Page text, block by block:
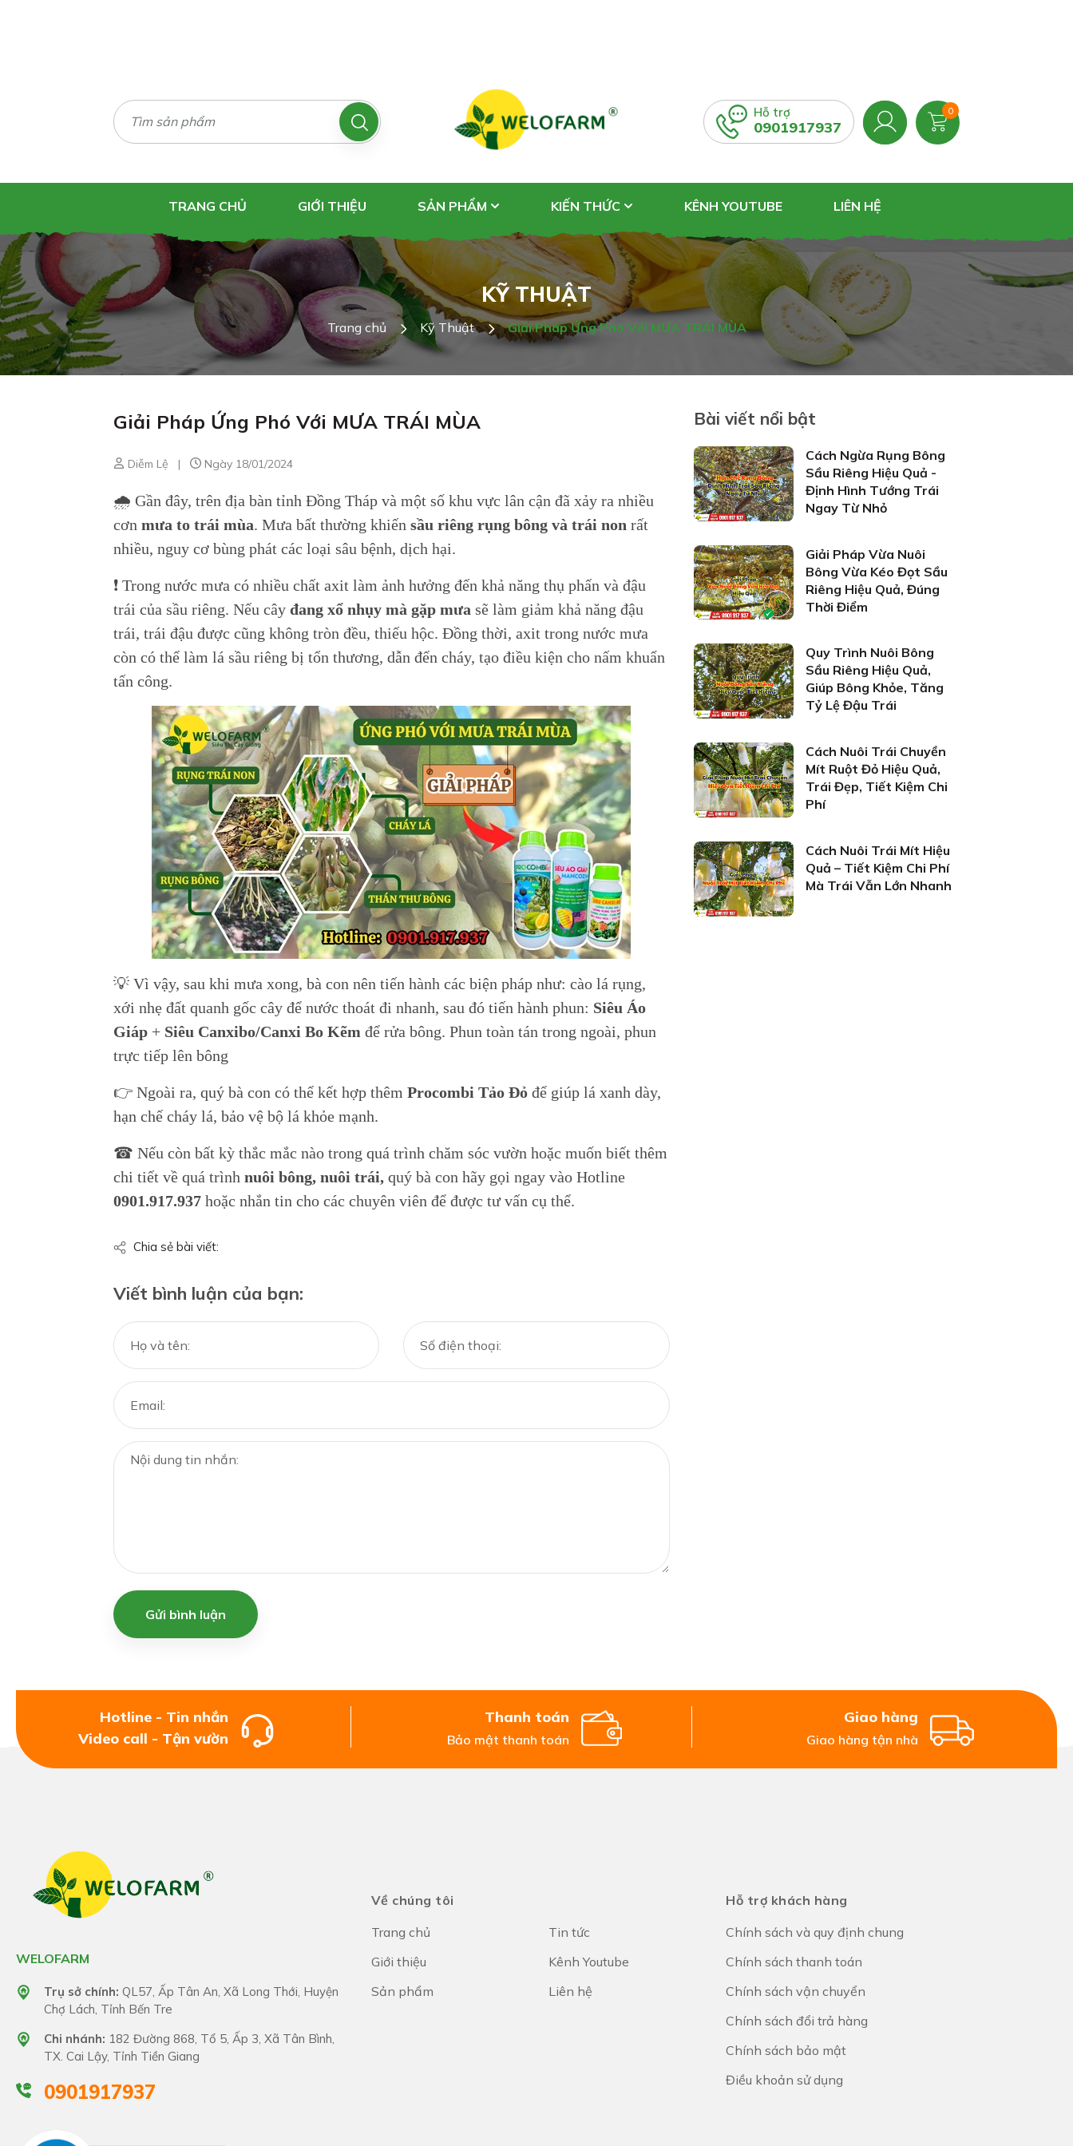
Hỗ trợ
0901917937
0
TRANG CHỦ GIỚI THIỆU SẢN PHẨM KIẾN THỨC KÊNH YOUTUBE LIÊN HỆ
KỸ THUẬT
Trang chủ Kỹ Thuật Giải Pháp Ứng Phó Với MƯA TRÁI MÙA
Giải Pháp Ứng Phó Với MƯA TRÁI MÙA
Diễm Lệ | Ngày 18/01/2024
🌧 Gần đây, trên địa bàn tỉnh Đồng Tháp và một số khu vực lân cận đã xảy ra nhiều
cơn mưa to trái mùa. Mưa bất thường khiến sầu riêng rụng bông và trái non rất
nhiều, nguy cơ bùng phát các loại sâu bệnh, dịch hại.
❗ Trong nước mưa có nhiều chất axit làm ảnh hưởng đến khả năng thụ phấn và đậu
trái của sầu riêng. Nếu cây đang xổ nhụy mà gặp mưa sẽ làm giảm khả năng đậu
trái, trái đậu được cũng không tròn đều, thiếu hộc. Đồng thời, axit trong nước mưa
còn có thể làm lá sầu riêng bị tổn thương, dẫn đến cháy, tạo điều kiện cho nấm khuẩn
tấn công.
💡 Vì vậy, sau khi mưa xong, bà con nên tiến hành các biện pháp như: cào lá rụng,
xới nhẹ đất quanh gốc cây để nước thoát đi nhanh, sau đó tiến hành phun: Siêu Áo
Giáp + Siêu Canxibo/Canxi Bo Kẽm để rửa bông. Phun toàn tán trong ngoài, phun
trực tiếp lên bông
👉 Ngoài ra, quý bà con có thể kết hợp thêm Procombi Tảo Đỏ để giúp lá xanh dày,
hạn chế cháy lá, bảo vệ bộ lá khỏe mạnh.
☎ Nếu còn bất kỳ thắc mắc nào trong quá trình chăm sóc vườn hoặc muốn biết thêm
chi tiết về quá trình nuôi bông, nuôi trái, quý bà con hãy gọi ngay vào Hotline
0901.917.937 hoặc nhắn tin cho các chuyên viên để được tư vấn cụ thể.
Chia sẻ bài viết:
Viết bình luận của bạn:
Gửi bình luận
Bài viết nổi bật
Cách Ngừa Rụng Bông
Sầu Riêng Hiệu Quả -
Định Hình Tướng Trái
Ngay Từ Nhỏ
Giải Pháp Vừa Nuôi
Bông Vừa Kéo Đọt Sầu
Riêng Hiệu Quả, Đúng
Thời Điểm
Quy Trình Nuôi Bông
Sầu Riêng Hiệu Quả,
Giúp Bông Khỏe, Tăng
Tỷ Lệ Đậu Trái
Cách Nuôi Trái Chuyền
Mít Ruột Đỏ Hiệu Quả,
Trái Đẹp, Tiết Kiệm Chi
Phí
Cách Nuôi Trái Mít Hiệu
Quả – Tiết Kiệm Chi Phí
Mà Trái Vẫn Lớn Nhanh
Hotline - Tin nhắn
Video call - Tận vườn
Thanh toán
Bảo mật thanh toán
Giao hàng
Giao hàng tận nhà
WELOFARM
Trụ sở chính: QL57, Ấp Tân An, Xã Long Thới, Huyện
Chợ Lách, Tỉnh Bến Tre
Chi nhánh: 182 Đường 868, Tổ 5, Ấp 3, Xã Tân Bình,
TX. Cai Lậy, Tỉnh Tiền Giang
0901917937
Về chúng tôi
Trang chủ
Giới thiệu
Sản phẩm
Tin tức
Kênh Youtube
Liên hệ
Hỗ trợ khách hàng
Chính sách và quy định chung
Chính sách thanh toán
Chính sách vận chuyển
Chính sách đổi trả hàng
Chính sách bảo mật
Điều khoản sử dụng